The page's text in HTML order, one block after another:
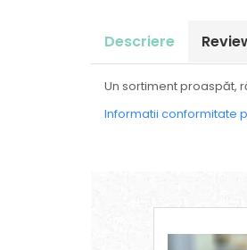
Descriere
Un sortiment proaspăt,
Informatii conformitate